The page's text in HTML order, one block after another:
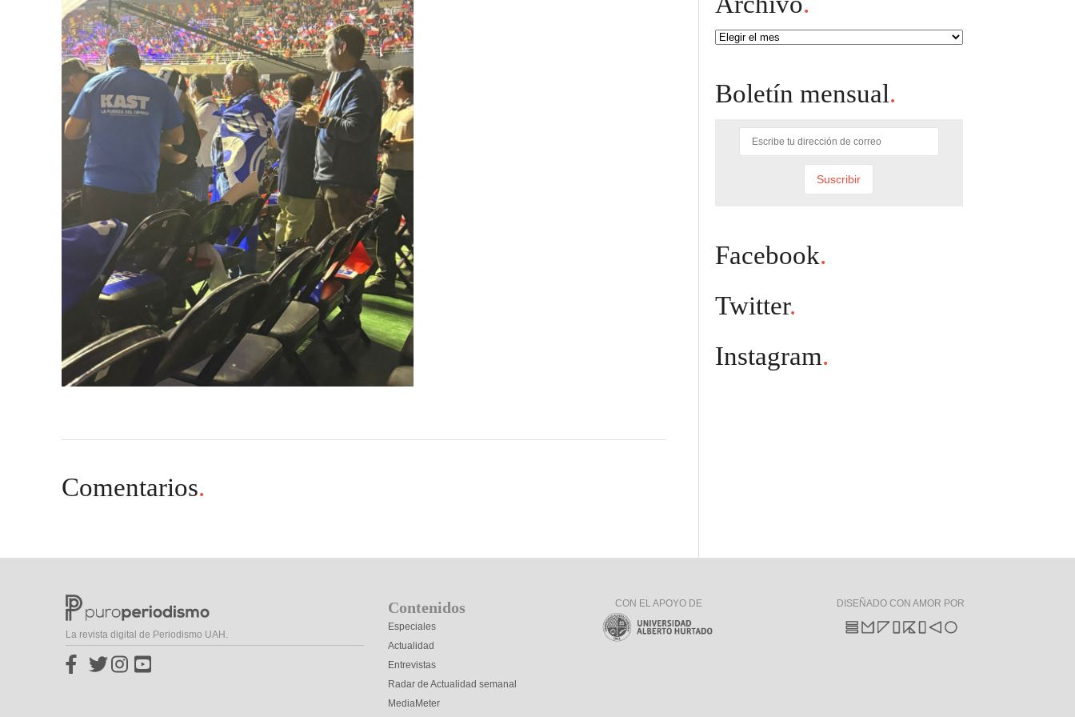
Comentarios.
Archivo
Boletín mensual.
Facebook.
Twitter.
Instagram.
La revista digital de Periodismo UAH.
Contenidos
Especiales
Actualidad
Entrevistas
Radar de Actualidad semanal
MediaMeter
CON EL APOYO DE DISEÑADO CON AMOR POR